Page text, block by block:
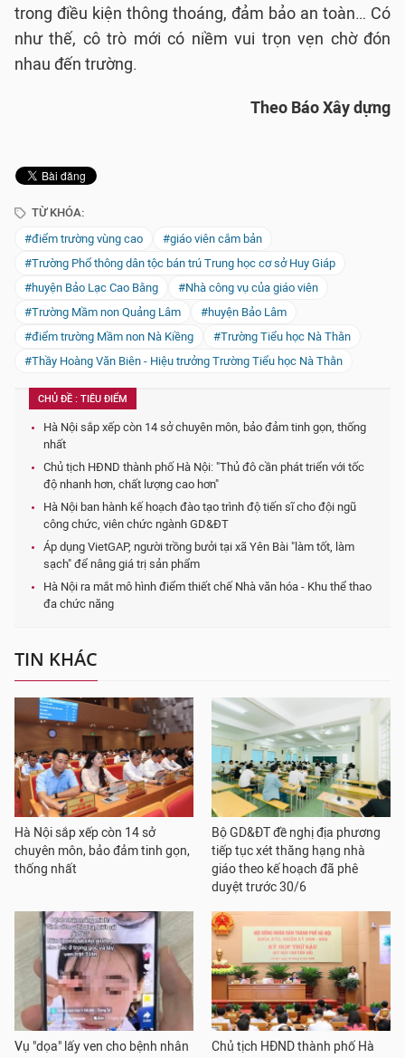
trong điều kiện thông thoáng, đảm bảo an toàn… Có
như thế, cô trò mới có niềm vui trọn vẹn chờ đón
nhau đến trường.
Theo Báo Xây dựng
TỪ KHÓA:
#điểm trường vùng cao
#giáo viên cắm bản
#Trường Phổ thông dân tộc bán trú Trung học cơ sở Huy Giáp
#huyện Bảo Lạc Cao Bằng
#Nhà công vụ của giáo viên
#Trường Mầm non Quảng Lâm
#huyện Bảo Lâm
#điểm trường Mầm non Nà Kiềng
#Trường Tiểu học Nà Thằn
#Thầy Hoàng Văn Biên - Hiệu trưởng Trường Tiểu học Nà Thằn
CHỦ ĐỀ : TIÊU ĐIỂM
Hà Nội sắp xếp còn 14 sở chuyên môn, bảo đảm tinh gọn, thống
nhất
Chủ tịch HĐND thành phố Hà Nội: "Thủ đô cần phát triển với tốc
độ nhanh hơn, chất lượng cao hơn"
Hà Nội ban hành kế hoạch đào tạo trình độ tiến sĩ cho đội ngũ
công chức, viên chức ngành GD&ĐT
Áp dụng VietGAP, người trồng bưởi tại xã Yên Bài "làm tốt, làm
sạch" để nâng giá trị sản phẩm
Hà Nội ra mắt mô hình điểm thiết chế Nhà văn hóa - Khu thể thao
đa chức năng
TIN KHÁC
Hà Nội sắp xếp còn 14 sở
chuyên môn, bảo đảm tinh gọn,
thống nhất
Bộ GD&ĐT đề nghị địa phương
tiếp tục xét thăng hạng nhà
giáo theo kế hoạch đã phê
duyệt trước 30/6
Vụ "dọa" lấy ven cho bệnh nhân
Chủ tịch HĐND thành phố Hà